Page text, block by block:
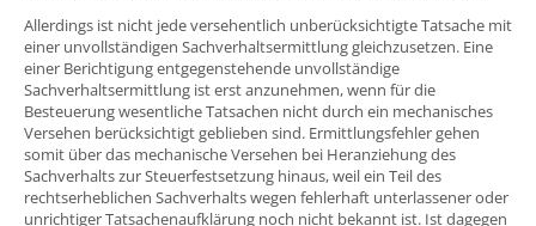
Allerdings ist nicht jede versehentlich unberücksichtigte Tatsache mit
einer unvollständigen Sachverhaltsermittlung gleichzusetzen. Eine
einer Berichtigung entgegenstehende unvollständige
Sachverhaltsermittlung ist erst anzunehmen, wenn für die
Besteuerung wesentliche Tatsachen nicht durch ein mechanisches
Versehen berücksichtigt geblieben sind. Ermittlungsfehler gehen
somit über das mechanische Versehen bei Heranziehung des
Sachverhalts zur Steuerfestsetzung hinaus, weil ein Teil des
rechtserheblichen Sachverhalts wegen fehlerhaft unterlassener oder
unrichtiger Tatsachenaufklärung noch nicht bekannt ist. Ist dagegen